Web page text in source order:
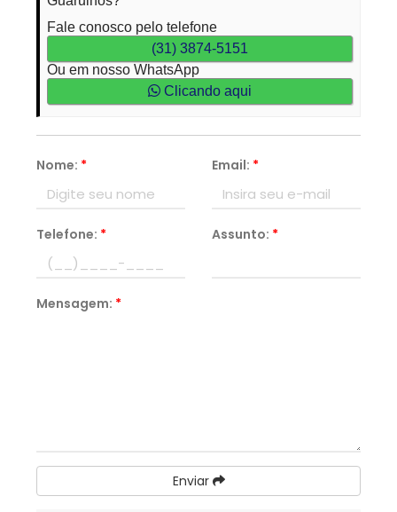
Fale conosco pelo telefone
(31) 3874-5151
Ou em nosso WhatsApp
Clicando aqui
Nome: * Email: *
Telefone: * Assunto: *
Mensagem: *
Enviar